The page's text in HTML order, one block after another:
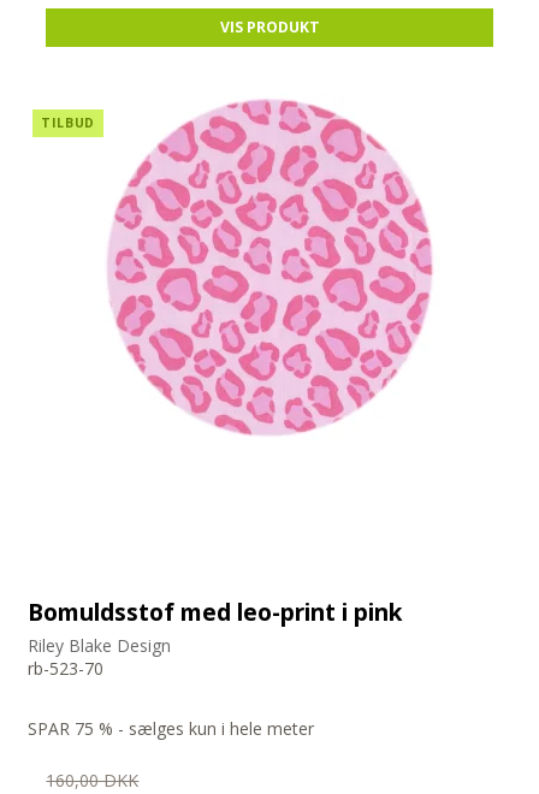
VIS PRODUKT
TILBUD
Bomuldsstof med leo-print i pink
Riley Blake Design
rb-523-70
SPAR 75 % - sælges kun i hele meter
160,00 DKK